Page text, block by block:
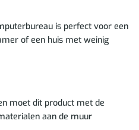
is perfect voor een
of een huis met weinig
moet dit product met de
aan de muur